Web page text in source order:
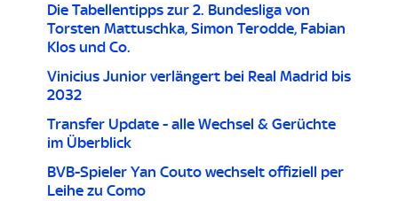
Die Tabellentipps zur 2. Bundesliga von
Torsten Mattuschka, Simon Terodde, Fabian
Klos und Co.
Vinicius Junior verlängert bei Real Madrid bis
2032
Transfer Update - alle Wechsel & Gerüchte
im Überblick
BVB-Spieler Yan Couto wechselt offiziell per
Leihe zu Como